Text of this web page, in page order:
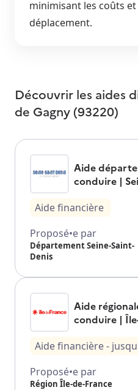
minimisant les coûts
déplacement.
Découvrir les aides
de Gagny (93220)
Aide
conduire |
Aide financière
Proposé•e par
Département Seine-Saint-
Denis
Aide
conduire |
Aide financière-
Proposé•e par
Région Île-de-France